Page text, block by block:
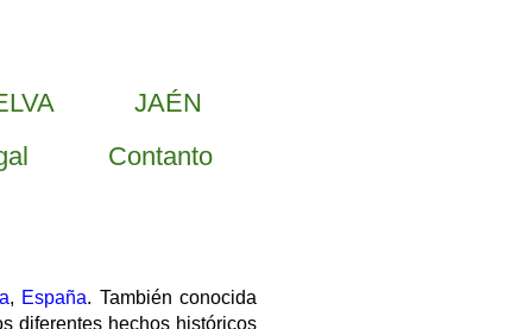
JAÉN
Contanto
, España. También conocida
diferentes hechos históricos